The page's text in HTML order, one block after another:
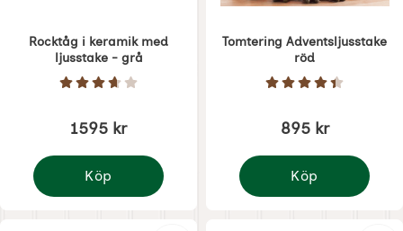
Rocktåg i keramik med
ljusstake - grå
Art. nr 1868 Betyg: 3.7 Stjärnor av 5
1595 kr
Köp
Rocktåg i keramik med ljusstake - grå
Tomtering Adventsljusstake
röd
Art. nr 1867 Betyg: 4.5
895 kr
Köp
Tomtering